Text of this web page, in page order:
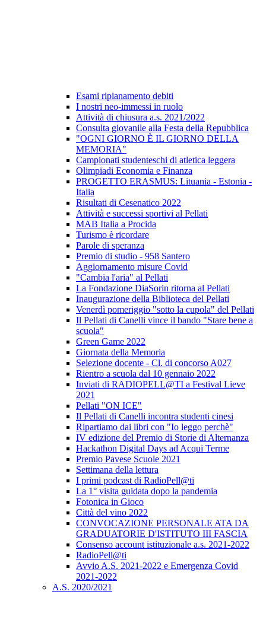
Esami ripianamento debiti
I nostri neo-immessi in ruolo
Attività di chiusura a.s. 2021/2022
Consulta giovanile alla Festa della Repubblica
"OGNI GIORNO È IL GIORNO DELLA
MEMORIA"
Campionati studenteschi di atletica leggera
Olimpiadi Economia e Finanza
PROGETTO ERASMUS: Lituania - Estonia -
Italia
Risultati di Cesenatico 2022
Attività e successi sportivi al Pellati
MAB Italia a Procida
Turismo è ricordare
Parole di speranza
Premio di studio - 958 Santero
Aggiornamento misure Covid
"Cambia l'aria" al Pellati
La Fondazione DiaSorin ritorna al Pellati
Inaugurazione della Biblioteca del Pellati
Venerdì pomeriggio "sotto la cupola" del Pellati
Il Pellati di Canelli vince il bando "Stare bene a
scuola"
Green Game 2022
Giornata della Memoria
Selezione docente - Cl. di concorso A027
Rientro a scuola dal 10 gennaio 2022
Inviati di RADIOPELL@TI a Festival Lieve
2021
Pellati "ON ICE"
Il Pellati di Canelli incontra studenti cinesi
Ripartiamo dai libri con "Io leggo perchè"
IV edizione del Premio di Storie di Alternanza
Hackathon Digital Days ad Acqui Terme
Premio Pavese Scuole 2021
Settimana della lettura
I primi podcast di RadioPell@ti
La 1° visita guidata dopo la pandemia
Fotonica in Gioco
Città del vino 2022
CONVOCAZIONE PERSONALE ATA DA
GRADUATORIE D'ISTITUTO III FASCIA
Consenso account istituzionale a.s. 2021-2022
RadioPell@ti
Avvio A.S. 2021-2022 e Emergenza Covid
2021-2022
A.S. 2020/2021